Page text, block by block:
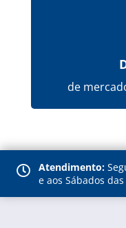
de
 Atendimento:
e aos Sábados